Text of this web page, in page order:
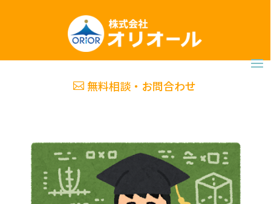
無料相談・お問合わせ